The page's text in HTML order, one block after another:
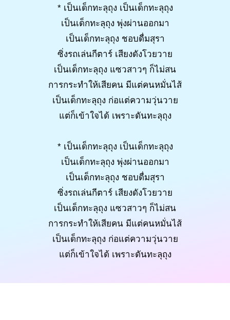
* เป็นเด็กทะลุถุง เป็นเด็กทะลุถุง
เป็นเด็กทะลุถุง พุ่งผ่านออกมา
เป็นเด็กทะลุถุง ชอบดื่มสุรา
ซิ่งรถเล่นกีตาร์ เสียงดังโวยวาย
เป็นเด็กทะลุถุง แซวสาวๆ ก็ไม่สน
การกระทำให้เสียคน มีแต่คนหมั่นไส้
เป็นเด็กทะลุถุง ก่อแต่ความวุ่นวาย
แต่ก็เข้าใจได้ เพราะดันทะลุถุง
* เป็นเด็กทะลุถุง เป็นเด็กทะลุถุง
เป็นเด็กทะลุถุง พุ่งผ่านออกมา
เป็นเด็กทะลุถุง ชอบดื่มสุรา
ซิ่งรถเล่นกีตาร์ เสียงดังโวยวาย
เป็นเด็กทะลุถุง แซวสาวๆ ก็ไม่สน
การกระทำให้เสียคน มีแต่คนหมั่นไส้
เป็นเด็กทะลุถุง ก่อแต่ความวุ่นวาย
แต่ก็เข้าใจได้ เพราะดันทะลุถุง